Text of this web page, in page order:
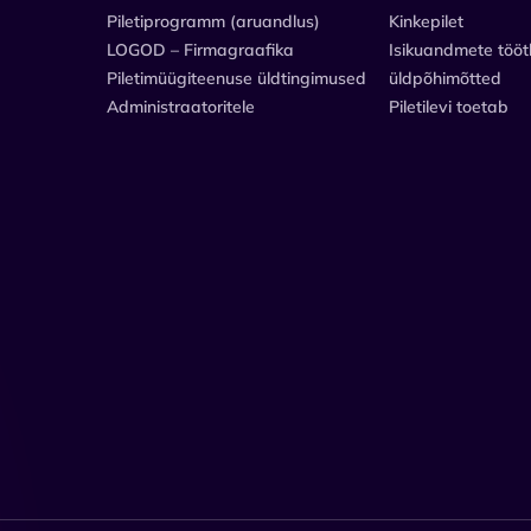
Piletiprogramm (aruandlus)
LOGOD – Firmagraafika
Piletimüügiteenuse üldtingimused
Administraatoritele
Kinkepilet
Isikuandmete
üldpõhimõtted
Piletilevi toetab